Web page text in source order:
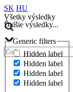
SK HU
Všetky výsledky
Ďalšie výsledky...
Generic filters
Hidden label
Hidden label
Hidden label
Hidden label